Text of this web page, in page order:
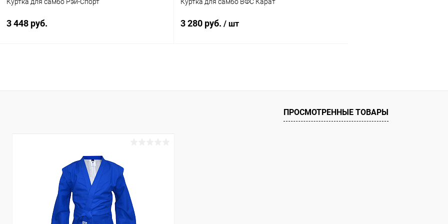
3 448 руб.
Купить в 1 клик Сравнение
3 280 руб. / шт
Купить в 1 клик Сравнение
В наличии
ПРОСМОТРЕННЫЕ ТОВАРЫ